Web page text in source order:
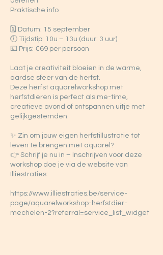
Praktische info
🗓️ Datum: 15 september
🕖 Tijdstip: 10u – 13u (duur: 3 uur)
💶 Prijs: €69 per persoon
Laat je creativiteit bloeien in de warme,
aardse sfeer van de herfst.
Deze herfst aquarelworkshop met
herfstdieren is perfect als me-time,
creatieve avond of ontspannen uitje met
gelijkgestemden.
✨ Zin om jouw eigen herfstillustratie tot
leven te brengen met aquarel?
👉 Schrijf je nu in – Inschrijven voor deze
workshop doe je via de website van
Illiestraties:
https://www.illiestraties.be/service-
page/aquarelworkshop-herfstdier-
mechelen-2?referral=service_list_widget